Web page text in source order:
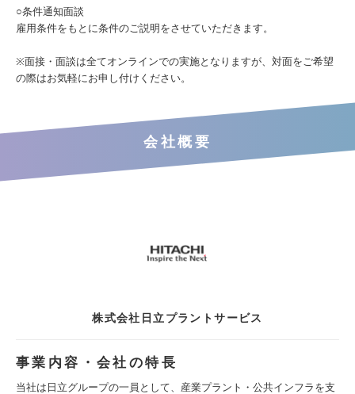
○条件通知面談
雇用条件をもとに条件のご説明をさせていただきます。
※面接・面談は全てオンラインでの実施となりますが、対面をご希望
の際はお気軽にお申し付けください。
会社概要
株式会社日立プラントサービス
事業内容・会社の特長
当社は日立グループの一員として、産業プラント・公共インフラを支